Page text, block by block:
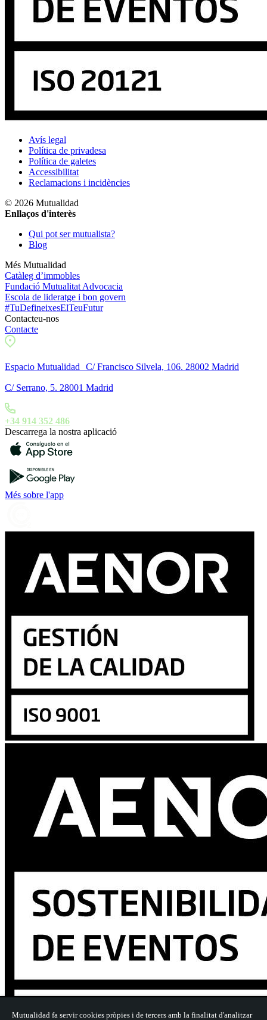
Avís legal
Política de privadesa
Política de galetes
Accessibilitat
Reclamacions i incidències
© 2026 Mutualidad
Enllaços d'interès
Qui pot ser mutualista?
Blog
Més Mutualidad
Catàleg d’immobles
Fundació Mutualitat Advocacia
Escola de lideratge i bon govern
#TuDefineixesElTeuFutur
Contacteu-nos
Contacte
Espacio Mutualidad C/ Francisco Silvela, 106. 28002 Madrid
C/ Serrano, 5. 28001 Madrid
+34 914 352 486
Descarrega la nostra aplicació
Més sobre l'app
Mutualidad fa servir cookies pròpies i de tercers amb la finalitat d'analitzar